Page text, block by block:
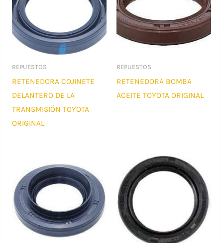
REPUESTOS
RETENEDORA COJINETE
DELANTERO DE LA
TRANSMISIÓN TOYOTA
ORIGINAL
REPUESTOS
RETENEDORA BOMBA
ACEITE TOYOTA ORIGINAL